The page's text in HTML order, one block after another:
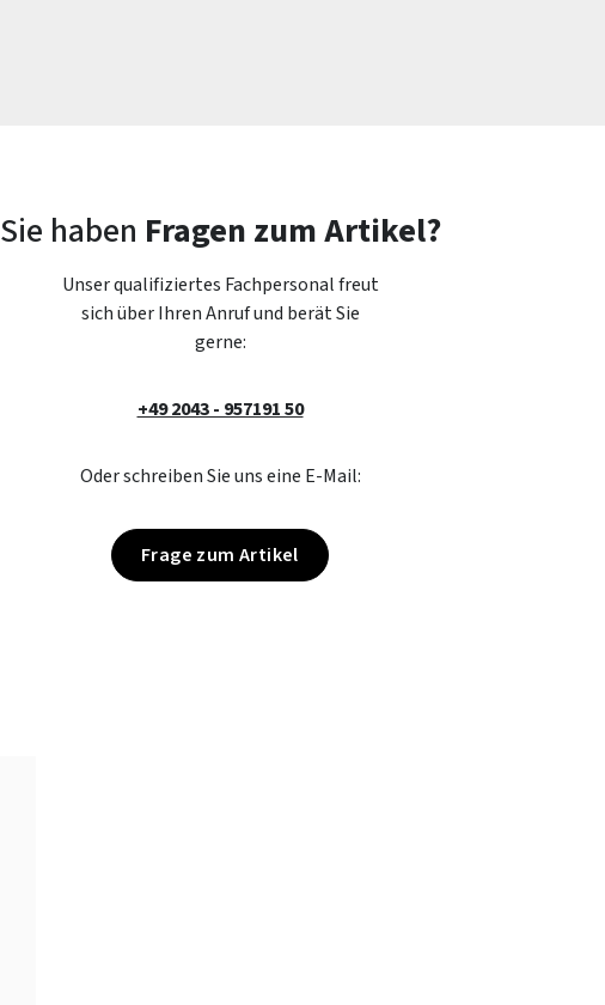
Sie haben Fragen zum Artikel?
Unser qualifiziertes Fachpersonal freut
sich über Ihren Anruf und berät Sie
gerne:
+49 2043 - 957191 50
Oder schreiben Sie uns eine E-Mail:
Frage zum Artikel